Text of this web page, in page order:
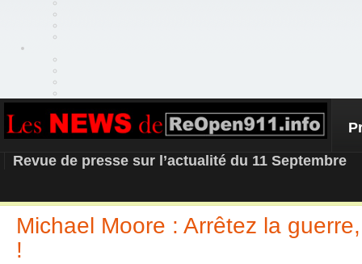
REOPEN911 – NEWS
Revue de presse sur l’actualité du 11 Septembre
Michael Moore : Arrêtez la
!